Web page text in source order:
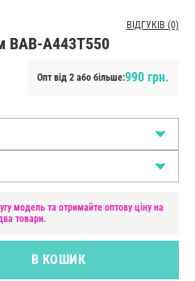
ВІДГУКІВ (0)
BAB-A443T550
Опт від 2 або більше:990 грн.
модель та отримайте оптову ціну на
товари.
В КОШИК